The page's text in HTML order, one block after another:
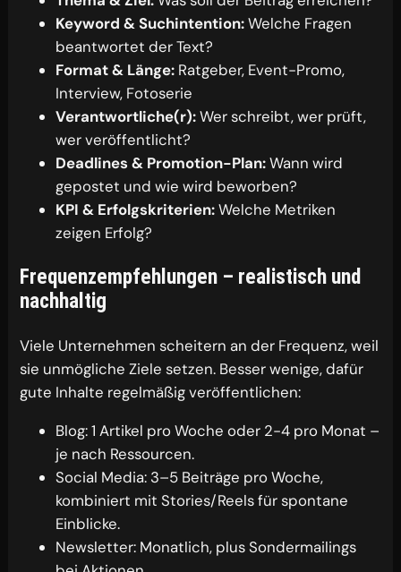
Keyword & Suchintention:Welche Fragen
beantwortet der Text?
Format & Länge: Ratgeber, Event-Promo,
Interview, Fotoserie
Verantwortliche(r):Wer schreibt, wer prüft,
wer veröffentlicht?
Deadlines & Promotion-Plan:Wann wird
gepostet und wie wird beworben?
KPI & Erfolgskriterien:Welche Metriken
zeigen Erfolg?
Frequenzempfehlungen – realistisch und
nachhaltig
Viele Unternehmen scheitern an der Frequenz, weil
sie unmögliche Ziele setzen. Besser wenige, dafür
gute Inhalte regelmäßig veröffentlichen:
Blog: 1 Artikel pro Woche oder 2-4 pro Monat –
je nach Ressourcen.
Social Media: 3–5 Beiträge pro Woche,
kombiniert mit Stories/Reels für spontane
Einblicke.
Newsletter: Monatlich, plus Sondermailings